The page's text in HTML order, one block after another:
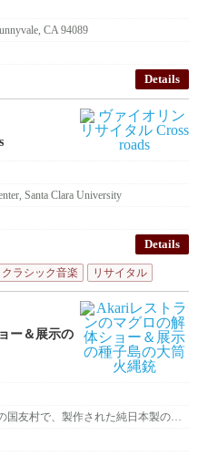
CA 94089
Details
Santa Clara University
Details
クラシック音楽 リサイタル
ー＆展示の
我秘蔵の米国で一番大きな滋賀県の国友村で、製作された純日本製の種子島火縄銃を展示致します。